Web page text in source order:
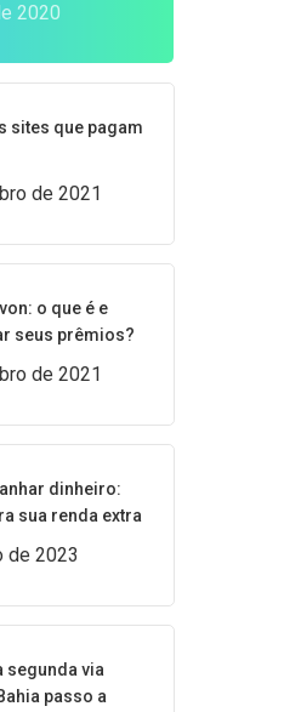
2020
sites que pagam
de 2021
o que é e
seus prêmios?
de 2021
dinheiro:
sua renda extra
de 2023
segunda via
passo a